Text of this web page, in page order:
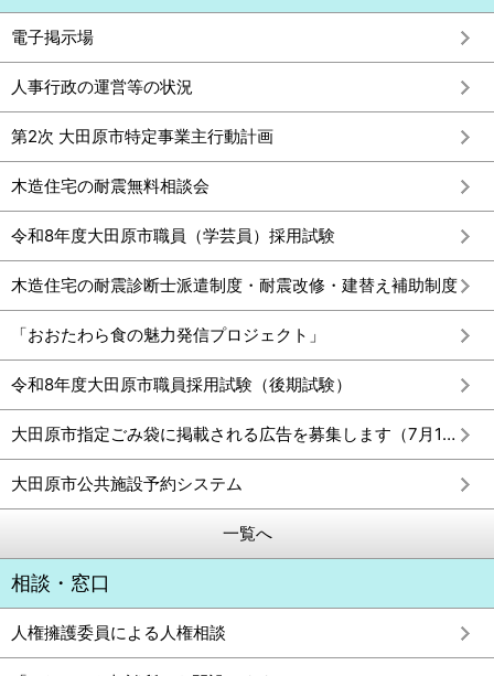
電子掲示場
人事行政の運営等の状況
第2次 大田原市特定事業主行動計画
木造住宅の耐震無料相談会
令和8年度大田原市職員（学芸員）採用試験
木造住宅の耐震診断士派遣制度・耐震改修・建替え補助制度
「おおたわら食の魅力発信プロジェクト」
令和8年度大田原市職員採用試験（後期試験）
大田原市指定ごみ袋に掲載される広告を募集します（7月13日から7月31日まで）
大田原市公共施設予約システム
一覧へ
相談・窓口
人権擁護委員による人権相談